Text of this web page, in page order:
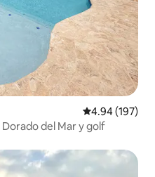
Calificación
4.94 (197)
del Mar y golf